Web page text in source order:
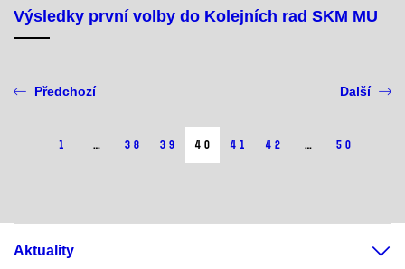
Výsledky první volby do Kolejních rad SKM MU
Předchozí
1 … 38 39 40 41 42 … 50
Další
Aktuality